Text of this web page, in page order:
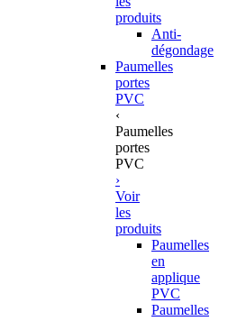
produits
Anti-
dégondage
Paumelles
portes
PVC
‹
Paumelles
portes
PVC
›
Voir
les
produits
Paumelles
en
applique
PVC
Paumelles